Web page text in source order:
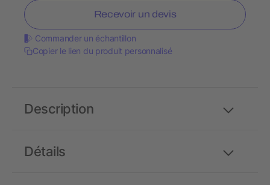
Recevoir un devis
Commander un échantillon
Copier le lien du produit personnalisé
Détails
Description